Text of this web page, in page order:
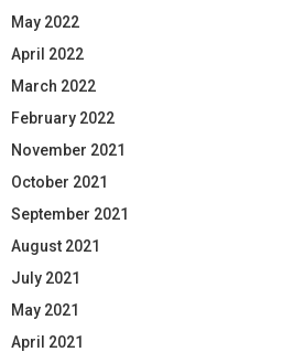
May 2022
April 2022
March 2022
February 2022
November 2021
October 2021
September 2021
August 2021
July 2021
May 2021
April 2021